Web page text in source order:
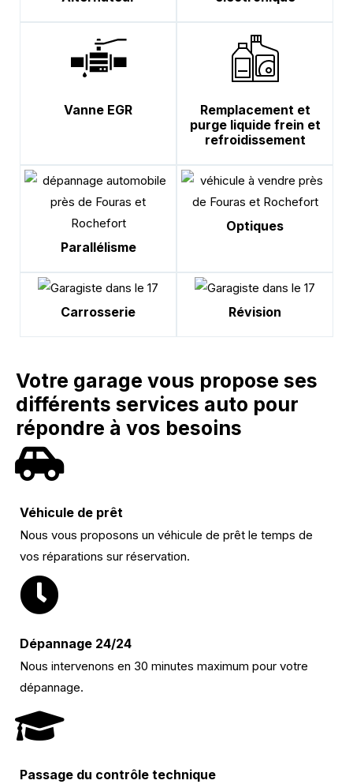
Vanne EGR
Remplacement et
purge liquide frein et
refroidissement
Parallélisme
Optiques
Carrosserie Révision
Votre garage vous propose ses
différents services auto pour
répondre à vos besoins
Véhicule de prêt
Nous vous proposons un véhicule de prêt le temps de
vos réparations sur réservation.
Dépannage 24/24
Nous intervenons en 30 minutes maximum pour votre
dépannage.
Passage du contrôle technique